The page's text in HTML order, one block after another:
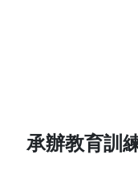
承辦教育訓